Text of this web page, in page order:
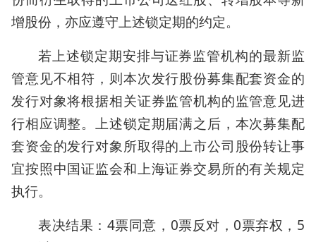
增股份，亦应遵守上述锁定期的约定。
若上述锁定期安排与证券监管机构的最新监
管意见不相符，则本次发行股份募集配套资金的
发行对象将根据相关证券监管机构的监管意见进
行相应调整。上述锁定期届满之后，本次募集配
套资金的发行对象所取得的上市公司股份转让事
宜按照中国证监会和上海证券交易所的有关规定
执行。
表决结果：4票同意，0票反对，0票弃权，5